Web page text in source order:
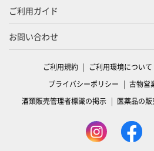
ご利用ガイド
お問い合わせ
ご利用規約 ご利用環境について
プライバシーポリシー
古物営
酒類販売管理者標識の掲示
医薬品の